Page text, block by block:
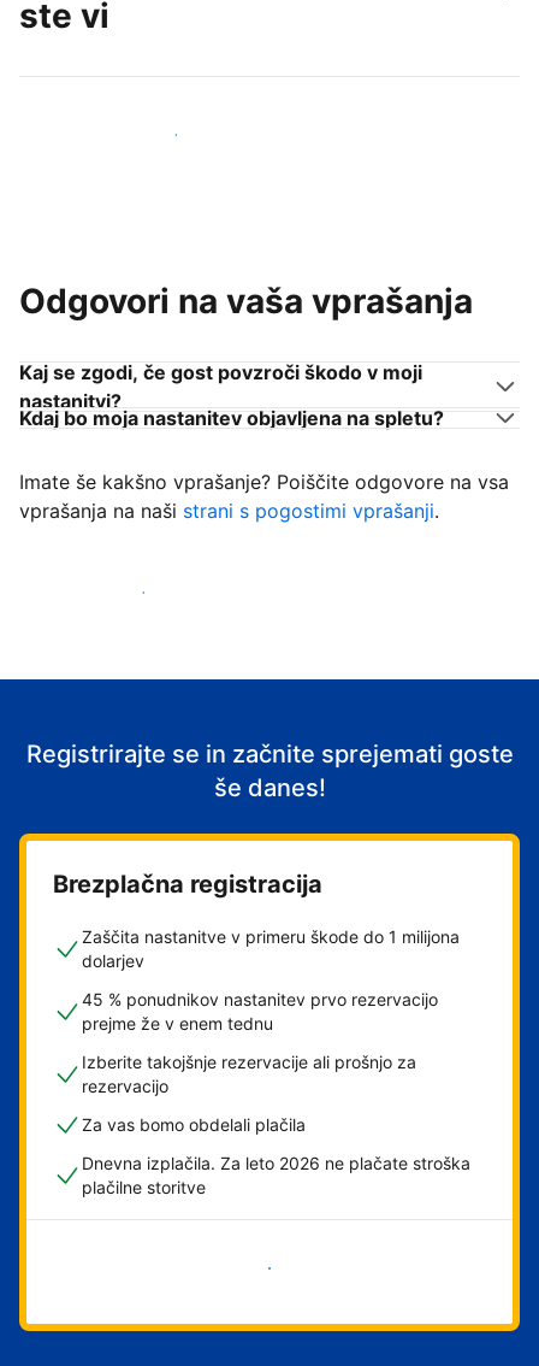
ste vi
Pridruži se drugim gostiteljem
Odgovori na vaša vprašanja
Kaj se zgodi, če gost povzroči škodo v moji
nastanitvi?
Kdaj bo moja nastanitev objavljena na spletu?
Imate še kakšno vprašanje? Poiščite odgovore na vsa
vprašanja na naši strani s pogostimi vprašanji.
Začni sprejemati goste
Registrirajte se in začnite sprejemati goste
še danes!
Brezplačna registracija
Zaščita nastanitve v primeru škode do 1 milijona
dolarjev
45 % ponudnikov nastanitev prvo rezervacijo
prejme že v enem tednu
Izberite takojšnje rezervacije ali prošnjo za
rezervacijo
Za vas bomo obdelali plačila
Dnevna izplačila. Za leto 2026 ne plačate stroška
plačilne storitve